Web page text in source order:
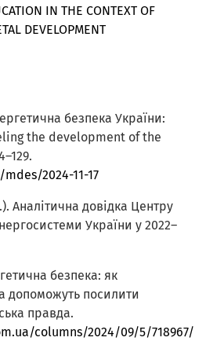
IN THE CONTEXT OF
DEVELOPMENT
безпека України:
the development of the
2024-11-17
Аналітична довідка Центру
України у 2022–
безпека: як
допоможуть посилити
правда.
columns/2024/09/5/718967/